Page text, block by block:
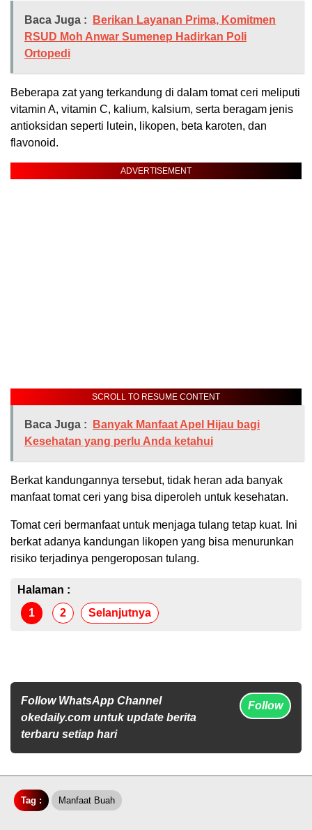
Baca Juga :
Berikan Layanan Prima, Komitmen
RSUD Moh Anwar Sumenep Hadirkan Poli
Ortopedi
Beberapa zat yang terkandung di dalam tomat ceri meliputi
vitamin A, vitamin C, kalium, kalsium, serta beragam jenis
antioksidan seperti lutein, likopen, beta karoten, dan
flavonoid.
ADVERTISEMENT
SCROLL TO RESUME CONTENT
Baca Juga :
Banyak Manfaat Apel Hijau bagi
Kesehatan yang perlu Anda ketahui
Berkat kandungannya tersebut, tidak heran ada banyak
manfaat tomat ceri yang bisa diperoleh untuk kesehatan.
Tomat ceri bermanfaat untuk menjaga tulang tetap kuat. Ini
berkat adanya kandungan likopen yang bisa menurunkan
risiko terjadinya pengeroposan tulang.
Halaman :
1
2 Selanjutnya
Follow WhatsApp Channel
okedaily.com untuk update berita
terbaru setiap hari
Follow
Tag : Manfaat Buah